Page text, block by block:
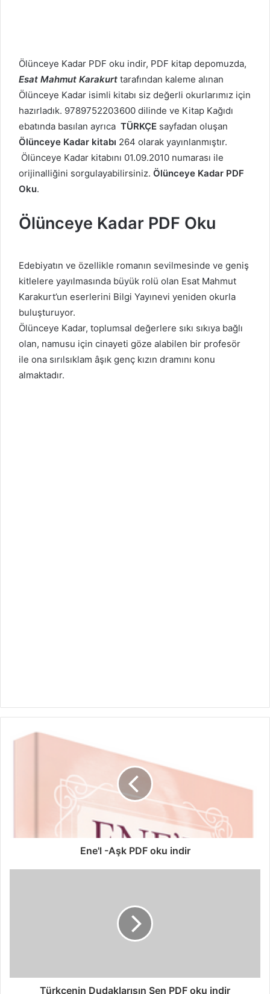
Ölünceye Kadar PDF oku indir, PDF kitap depomuzda,
Esat Mahmut Karakurt tarafından kaleme alınan
Ölünceye Kadar isimli kitabı siz değerli okurlarımız için
hazırladık. 9789752203600 dilinde ve Kitap Kağıdı
ebatında basılan ayrıca TÜRKÇE sayfadan oluşan
Ölünceye Kadar kitabı 264 olarak yayınlanmıştır.
Ölünceye Kadar kitabını 01.09.2010 numarası ile
orijinalliğini sorgulayabilirsiniz. Ölünceye Kadar PDF
Oku.
Ölünceye Kadar PDF Oku
Edebiyatın ve özellikle romanın sevilmesinde ve geniş
kitlelere yayılmasında büyük rolü olan Esat Mahmut
Karakurt’un eserlerini Bilgi Yayınevi yeniden okurla
buluşturuyor.
Ölünceye Kadar, toplumsal değerlere sıkı sıkıya bağlı
olan, namusu için cinayeti göze alabilen bir profesör
ile ona sırılsıklam âşık genç kızın dramını konu
almaktadır.
Ene'l -Aşk PDF oku indir
Türkçenin Dudaklarısın Sen PDF oku indir